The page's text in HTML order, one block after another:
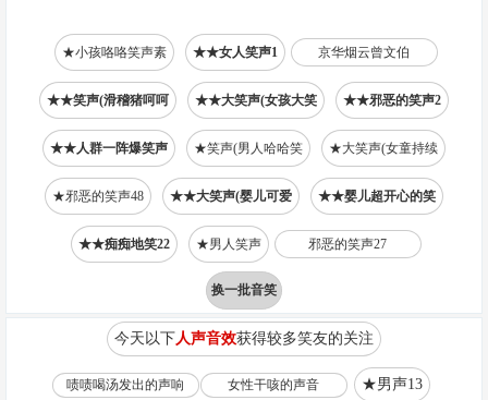
★小孩咯咯笑声素 ★★女人笑声1 京华烟云曾文伯
★★笑声(滑稽猪呵呵 ★★大笑声(女孩大笑 ★★邪恶的笑声2
★★人群一阵爆笑声 ★笑声(男人哈哈笑 ★大笑声(女童持续
★邪恶的笑声48 ★★大笑声(婴儿可爱 ★★婴儿超开心的笑
★★痴痴地笑22 ★男人笑声 邪恶的笑声27
换一批音笑
今天以下人声音效获得较多笑友的关注
啧啧喝汤发出的声响 女性干咳的声音 ★男声13